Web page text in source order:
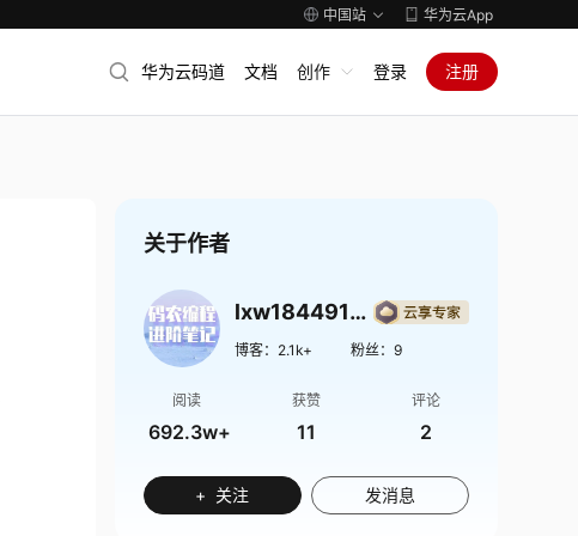
中国站 华为云App
华为云码道 文档 创作 登录 注册
关于作者
lxw1844912514
博客： 2.1k+ 粉丝： 9
阅读
692.3w+
获赞
11
评论
2
+ 关注 发消息